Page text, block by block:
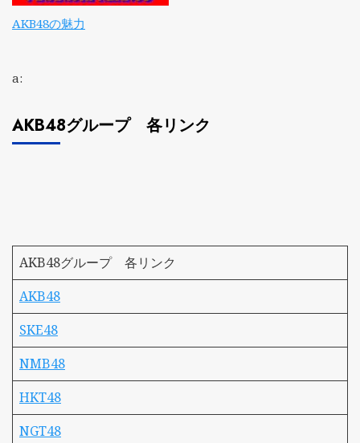
AKB48の魅力
a:
AKB48グループ 各リンク
AKB48グループ 各リンク
AKB48
SKE48
NMB48
HKT48
NGT48